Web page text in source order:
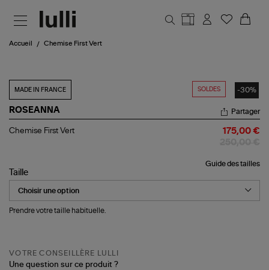
Accueil Chemise First Vert
SOLDES -30%
MADE IN FRANCE
ROSEANNA
Chemise
Partager
Chemise First Vert 175,00 €
Guide des tailles
Taille
Prendre votre taille habituelle.
VOTRE CONSEILLÈRE LULLI
Une question sur ce produit ?